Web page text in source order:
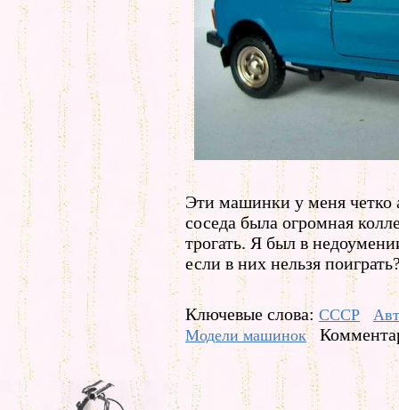
Эти машинки у меня четко
соседа была огромная
трогать. Я был в
если в них нельзя
Ключевые слова: СССР
Модели машинок